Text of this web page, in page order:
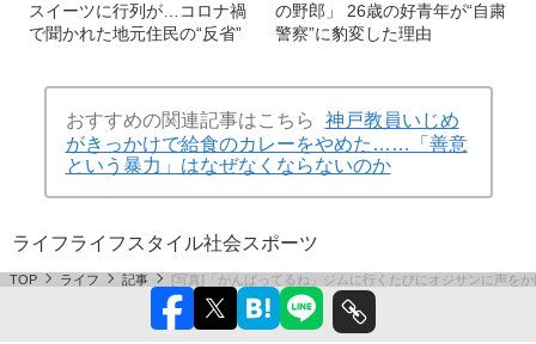
スイーツに行列が…コロナ禍
で聞かれた地元住民の“反省”
の野郎」 26歳の好青年が“自粛
警察”に豹変した理由
おすすめの関連記事はこちら
神戸教員いじめ
がきっかけで給食のカレーをやめた……「善意
という暴力」はなぜなくならないのか
ライフライフスタイル社会スポーツ
TOP ライフ 記事 [写真]「がんばってるね」ジムに行くたびにオジサンに声を